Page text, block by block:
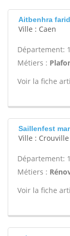
Aitbenhra farid
Ville : Caen
Département:
Métiers :
Voir la fiche
Saillenfest
Ville :
Département:
Métiers :
Voir la fiche